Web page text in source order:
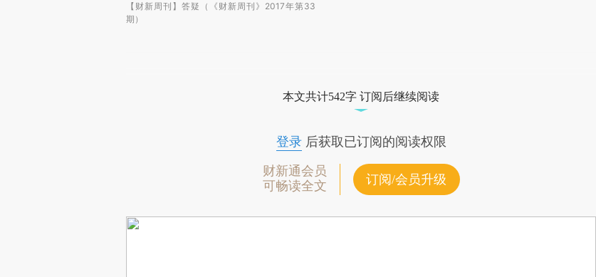
【财新周刊】答疑（《财新周刊》2017年第33
期）
本文共计542字 订阅后继续阅读
登录后获取已订阅的阅读权限
财新通会员
可畅读全文
订阅/会员升级